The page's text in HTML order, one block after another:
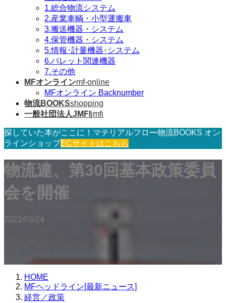
1.総合物流システム
2.産業車輌・小型運搬車
3.搬送機器・システム
4.保管機器・システム
5.情報･計量機器･システム
6.パレット関連機器
7.その他
MFオンラインmf-online
MFオンライン Backnumber
物流BOOKSshopping
一般社団法人JMFI jmfi
探していた本がここに！マテリアルフロー物流BOOKS オン
ラインショップECサイトはこちら
物流連、第30回基本政策委員
会を開催
2022/03/24
HOME
MFヘッドライン[最新ニュース]
経営／政策